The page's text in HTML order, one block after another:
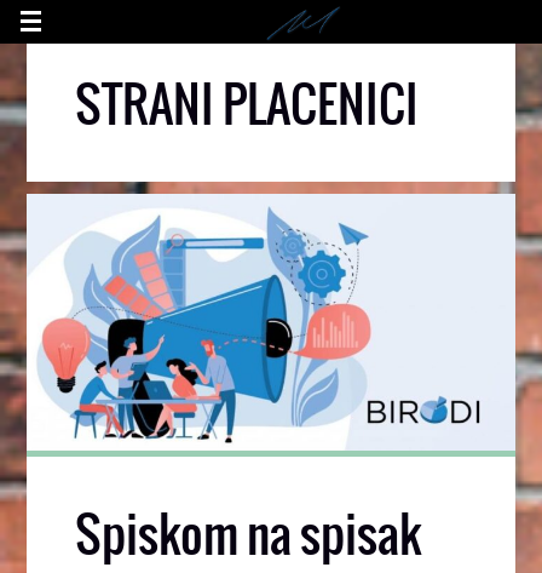
STRANI PLACENICI
Spiskom na spisak